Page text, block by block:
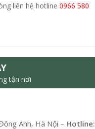
liên hệ hotline 0966 580
tận nơi
Anh, Hà Nội – Hotline: